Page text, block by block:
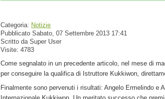
Categoria: Notizie
Pubblicato Sabato, 07 Settembre 2013 17:41
Scritto da Super User
Visite: 4783
Come segnalato in un precedente articolo, nel mese di
per conseguire la qualifica di Istruttore Kukkiwon,
Finalmente sono pervenuti i risultati: Angelo Ermelindo e